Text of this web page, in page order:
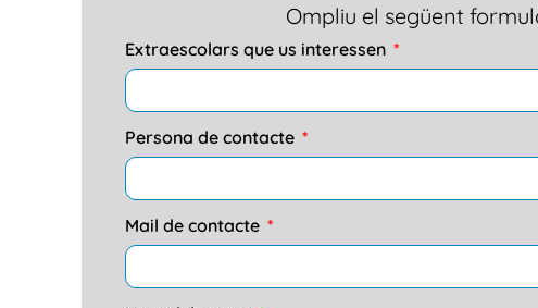
Ompliu el següent
Extraescolars que us interessen
Persona de contacte
Mail de contacte